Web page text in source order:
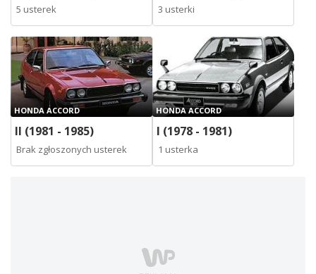
5 usterek 3 usterki
HONDA ACCORD
II (1981 - 1985)
Brak zgłoszonych usterek
HONDA ACCORD
I (1978 - 1981)
1 usterka